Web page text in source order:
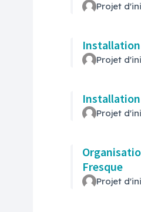
Projet
Installation
Projet
Installation
Projet
Fresque
Projet